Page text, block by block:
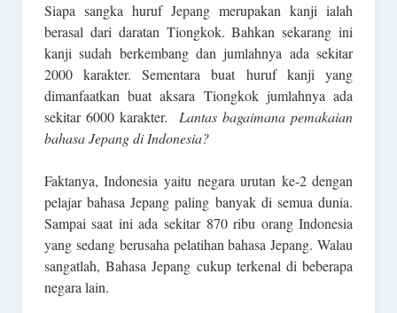
Siapa sangka huruf Jepang merupakan kanji ialah
berasal dari daratan Tiongkok. Bahkan sekarang ini
kanji sudah berkembang dan jumlahnya ada sekitar
2000 karakter. Sementara buat huruf kanji yang
dimanfaatkan buat aksara Tiongkok jumlahnya ada
sekitar 6000 karakter. Lantas bagaimana pemakaian
bahasa Jepang di Indonesia?
Faktanya, Indonesia yaitu negara urutan ke-2 dengan
pelajar bahasa Jepang paling banyak di semua dunia.
Sampai saat ini ada sekitar 870 ribu orang Indonesia
yang sedang berusaha pelatihan bahasa Jepang. Walau
sangatlah, Bahasa Jepang cukup terkenal di beberapa
negara lain.